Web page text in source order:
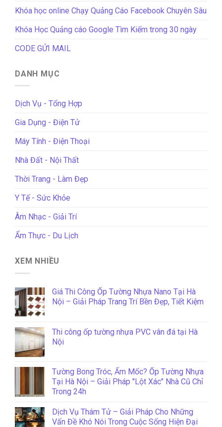
Khóa học online Chạy Quảng Cáo Facebook Chuyên Sâu
Khóa Học Quảng cáo Google Tìm Kiếm trong 30 ngày
CODE GỬI MAIL
DANH MỤC
Dịch Vụ - Tổng Hợp
Gia Dụng - Điện Tử
Máy Tính - Điện Thoại
Nhà Đất - Nội Thất
Thời Trang - Làm Đẹp
Y Tế - Sức Khỏe
Âm Nhạc - Giải Trí
Ẩm Thực - Du Lịch
XEM NHIỀU
Giá Thi Công Ốp Tường Nhựa Nano Tại Hà
Nội – Giải Pháp Trang Trí Bền Đẹp, Tiết Kiệm
Thi công ốp tường nhựa PVC vân đá tại Hà
Nội
Tường Bong Tróc, Ẩm Mốc? Ốp Tường Nhựa
Tại Hà Nội – Giải Pháp "Lột Xác" Nhà Cũ Chỉ
Trong 24h
Dịch Vụ Thám Tử – Giải Pháp Cho Những
Vấn Đề Khó Nói Trong Cuộc Sống Hiện Đại